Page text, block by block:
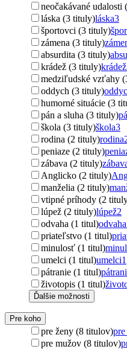
neočakávané udalosti
láska (3 tituly)láska3
športovci (3 tituly)
zámena (3 tituly)
absurdita (3 tituly)
krádež (3 tituly)krádež
medziľudské vzťahy
oddych (3 tituly)
humorné situácie (3
pán a sluha (3 tituly)
škola (3 tituly)škola3
rodina (2 tituly)rodina
peniaze (2 tituly)
zábava (2 tituly)
Anglicko (2 tituly)
manželia (2 tituly)
vtipné príhody (2
lúpež (2 tituly)lúpež2
odvaha (1 titul)odvaha
priateľstvo (1 titul)
minulosť (1 titul)
umelci (1 titul)umelci1
pátranie (1 titul)
životopis (1 titul)
Ďalšie možnosti
Pre koho
pre ženy (8 titulov)
pre mužov (8 titulov)